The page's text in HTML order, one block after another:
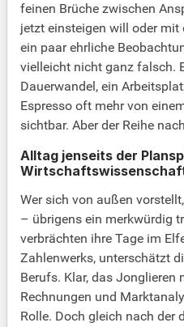
feinen Brüche zwischen
jetzt einsteigen will oder mit
ein paar ehrliche
vielleicht nicht ganz falsch.
Dauerwandel, ein
Espresso oft mehr von
sichtbar. Aber der Reihe
Alltag jenseits der
Wer sich von außen
– übrigens ein merkwürdig
verbrächten ihre Tage im
Zahlenwerks, unterschätzt
Berufs. Klar, das Jonglieren
Rechnungen und
Rolle. Doch gleich nach der